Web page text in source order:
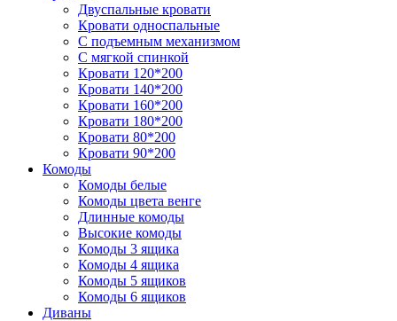
Двуспальные кровати
Кровати односпальные
С подъемным механизмом
С мягкой спинкой
Кровати 120*200
Кровати 140*200
Кровати 160*200
Кровати 180*200
Кровати 80*200
Кровати 90*200
Комоды
Комоды белые
Комоды цвета венге
Длинные комоды
Высокие комоды
Комоды 3 ящика
Комоды 4 ящика
Комоды 5 ящиков
Комоды 6 ящиков
Диваны